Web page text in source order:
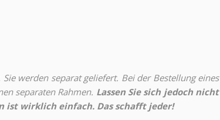
werden separat geliefert. Bei der Bestellung eines
separaten Rahmen. Lassen Sie sich jedoch nicht
ist wirklich einfach. Das schafft jeder!